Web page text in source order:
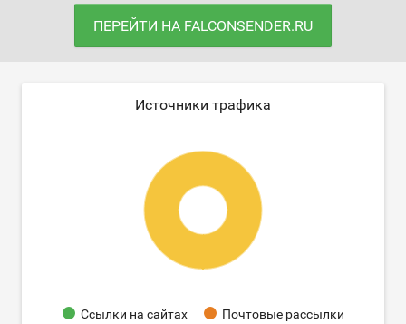
ПЕРЕЙТИ НА FALCONSENDER.RU
Источники трафика
Ссылки на сайтах
Почтовые рассылки